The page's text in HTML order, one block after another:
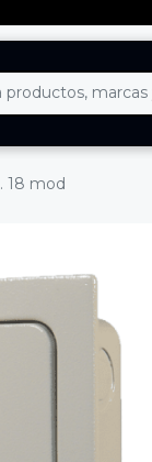
18 mod